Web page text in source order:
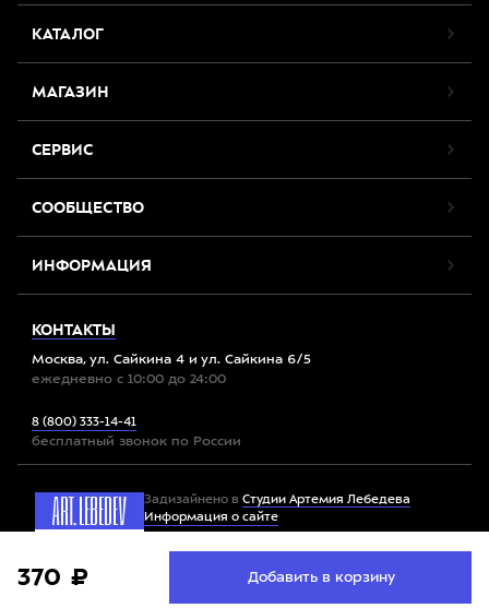
КАТАЛОГ
МАГАЗИН
СЕРВИС
СООБЩЕСТВО
ИНФОРМАЦИЯ
КОНТАКТЫ
Москва, ул. Сайкина 4 и ул. Сайкина 6/5
ежедневно с 10:00 до 24:00
8 (800) 333-14-41
бесплатный звонок по России
Задизайнено в Студии Артемия Лебедева
Информация о сайте
Все права защищены. 2012-2026 © Спорт-Марафон
сайтом, вы соглашаетесь с
условиями использования
Принять
370 ₽ Добавить в корзину